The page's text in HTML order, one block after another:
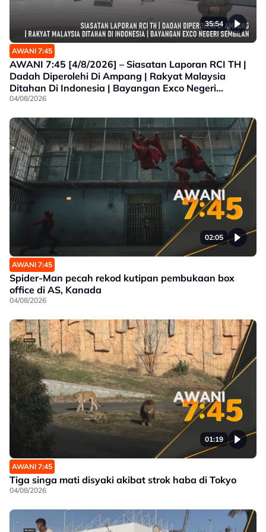
35:54
AWANI 7:45
AWANI 7:45 [4/8/2026] – Siasatan Laporan RCI TH |
Dadah Diperolehi Di Ampang | Rakyat Malaysia
Ditahan Di Indonesia | Bayangan Exco Negeri
Sembilan
04/08/2026
02:05
AWANI 7:45
Spider-Man pecah rekod kutipan pembukaan box
office di AS, Kanada
04/08/2026
01:19
AWANI 7:45
Tiga singa mati disyaki akibat strok haba di Tokyo
04/08/2026